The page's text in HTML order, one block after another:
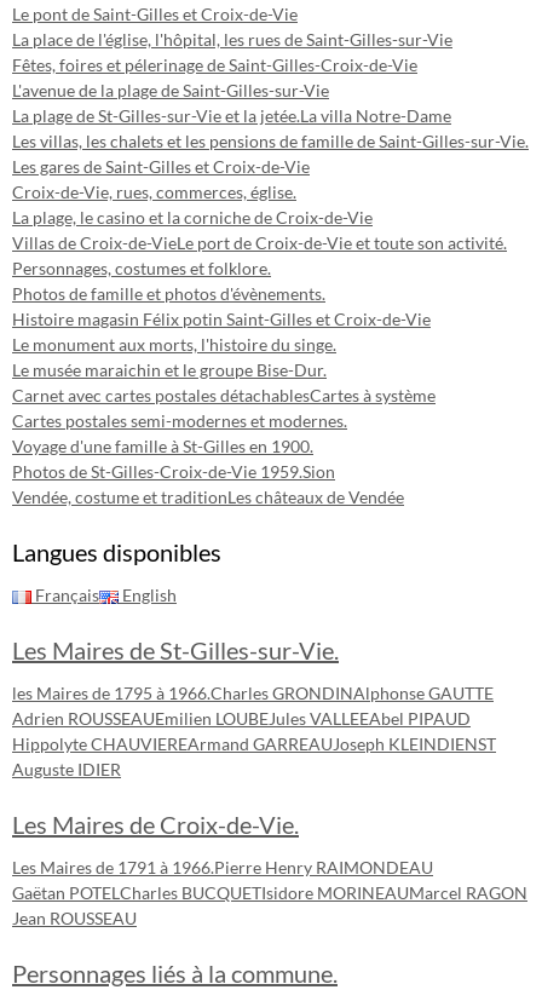
Le pont de Saint-Gilles et Croix-de-Vie
La place de l'église, l'hôpital, les rues de Saint-Gilles-sur-Vie
Fêtes, foires et pélerinage de Saint-Gilles-Croix-de-Vie
L'avenue de la plage de Saint-Gilles-sur-Vie
La plage de St-Gilles-sur-Vie et la jetée.La villa Notre-Dame
Les villas, les chalets et les pensions de famille de Saint-Gilles-sur-Vie.
Les gares de Saint-Gilles et Croix-de-Vie
Croix-de-Vie, rues, commerces, église.
La plage, le casino et la corniche de Croix-de-Vie
Villas de Croix-de-VieLe port de Croix-de-Vie et toute son activité.
Personnages, costumes et folklore.
Photos de famille et photos d'évènements.
Histoire magasin Félix potin Saint-Gilles et Croix-de-Vie
Le monument aux morts, l'histoire du singe.
Le musée maraichin et le groupe Bise-Dur.
Carnet avec cartes postales détachablesCartes à système
Cartes postales semi-modernes et modernes.
Voyage d'une famille à St-Gilles en 1900.
Photos de St-Gilles-Croix-de-Vie 1959.Sion
Vendée, costume et traditionLes châteaux de Vendée
Langues disponibles
Français English
Les Maires de St-Gilles-sur-Vie.
les Maires de 1795 à 1966.Charles GRONDINAlphonse GAUTTE
Adrien ROUSSEAUEmilien LOUBEJules VALLEEAbel PIPAUD
Hippolyte CHAUVIEREArmand GARREAUJoseph KLEINDIENST
Auguste IDIER
Les Maires de Croix-de-Vie.
Les Maires de 1791 à 1966.Pierre Henry RAIMONDEAU
Gaëtan POTEL Charles BUCQUETIsidore MORINEAUMarcel RAGON
Jean ROUSSEAU
Personnages liés à la commune.